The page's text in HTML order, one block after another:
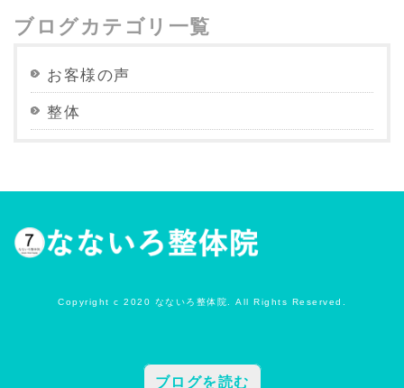
ブログカテゴリ一覧
お客様の声
整体
Copyright c 2020 なないろ整体院. All Rights Reserved.
ブログを読む